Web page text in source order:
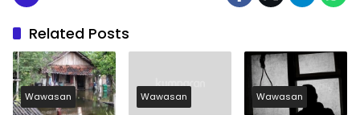
Related Posts
Wawasan Wawasan Wawasan